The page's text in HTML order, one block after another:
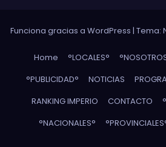
Funciona gracias a WordPress | Tema:
Home °LOCALES°
°PUBLICIDAD°
NOTICIAS
RANKING IMPERIO
CONTACTO
°NACIONALES°